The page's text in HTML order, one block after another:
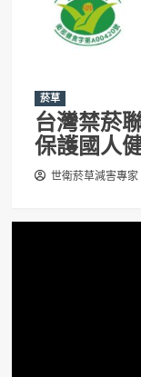
菸草
台灣禁菸
保護國人
世衛菸草減害專家